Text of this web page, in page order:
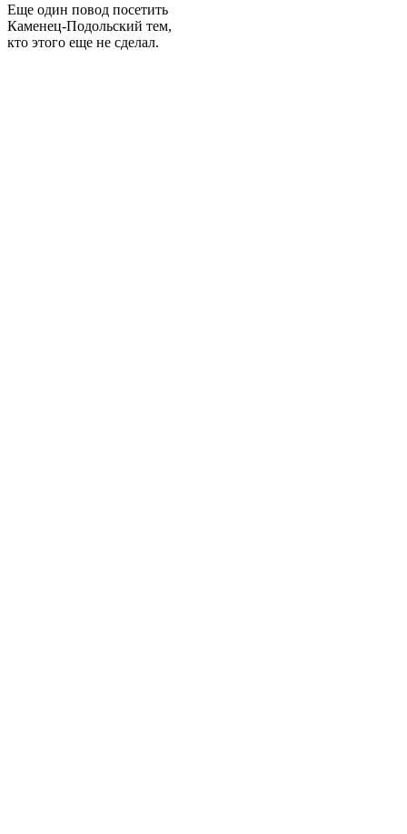
Еще один повод посетить
Каменец-Подольский тем,
кто этого еще не сделал.